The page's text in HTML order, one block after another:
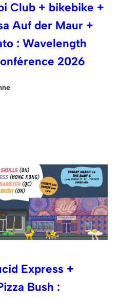
Club + bikebike +
Auf der Maur +
: Wavelength
2026
Express +
Bush :